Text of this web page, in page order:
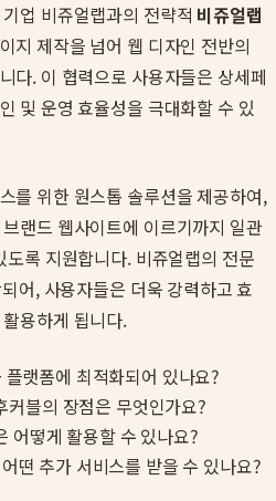
업 비쥬얼랩과의 전략적 비쥬얼랩
지 제작을 넘어 웹 디자인 전반의
다. 이 협력으로 사용자들은 상세페
및 운영 효율성을 극대화할 수 있
를 위한 원스톱 솔루션을 제공하여,
랜드 웹사이트에 이르기까지 일관
록 지원합니다. 비쥬얼랩의 전문
어, 사용자들은 더욱 강력하고 효
용하게 됩니다.
랫폼에 최적화되어 있나요?
커블의 장점은 무엇인가요?
어떻게 활용할 수 있나요?
떤 추가 서비스를 받을 수 있나요?